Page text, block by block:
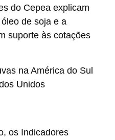
do Cepea explicam
de soja e a
suporte às cotações
na América do Sul
Unidos
os Indicadores